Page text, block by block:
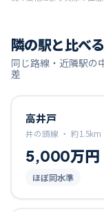
隣の駅と比べる
同じ路線・近隣駅の
差
高井戸
井の頭線 ・ 約1.5km
5,000万円
ほぼ同水準